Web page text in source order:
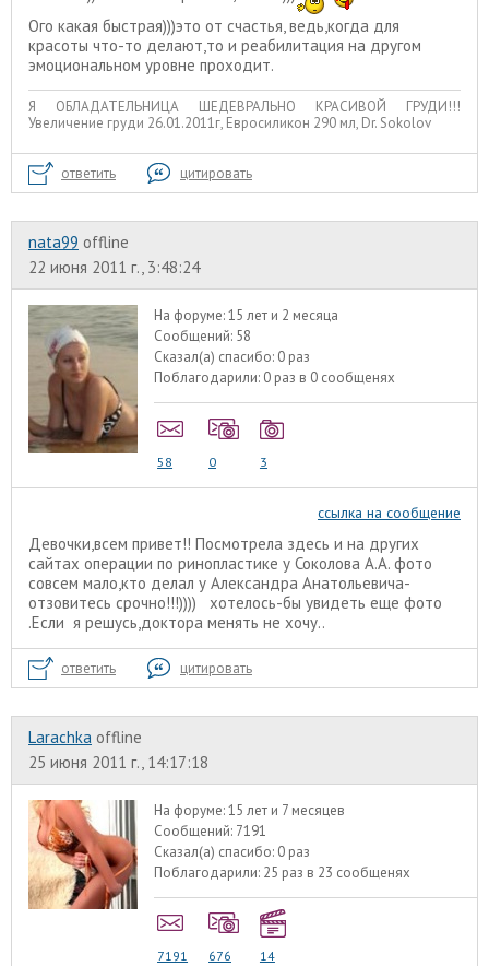
Ого какая быстрая)))это от счастья, ведь,когда для
красоты что-то делают,то и реабилитация на другом
эмоциональном уровне проходит.
Я ОБЛАДАТЕЛЬНИЦА ШЕДЕВРАЛЬНО КРАСИВОЙ ГРУДИ!!!
Увеличение груди 26.01.2011г, Евросиликон 290 мл, Dr. Sokolov
ответить цитировать
nata99 offline
22 июня 2011 г., 3:48:24
На форуме:15 лет и 2 месяца
Сообщений: 58
Сказал(а) спасибо: 0 раз
Поблагодарили: 0 раз в 0 сообщенях
58 0 3
ссылка на сообщение
Девочки,всем привет!! Посмотрела здесь и на других
сайтах операции по ринопластике у Соколова А.А. фото
совсем мало,кто делал у Александра Анатольевича-
отзовитесь срочно!!!)))) хотелось-бы увидеть еще фото
.Если я решусь,доктора менять не хочу..
ответить цитировать
Larachka offline
25 июня 2011 г., 14:17:18
На форуме:15 лет и 7 месяцев
Сообщений: 7191
Сказал(а) спасибо: 0 раз
Поблагодарили: 25 раз в 23 сообщенях
7191 676 14